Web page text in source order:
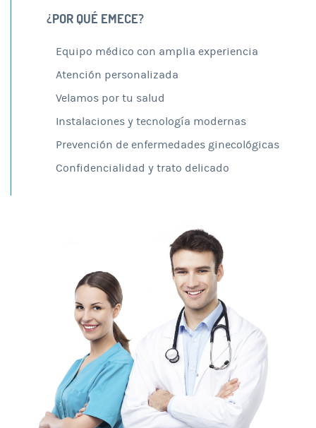
¿POR QUÉ EMECE?
Equipo médico con amplia experiencia
Atención personalizada
Velamos por tu salud
Instalaciones y tecnología modernas
Prevención de enfermedades ginecológicas
Confidencialidad y trato delicado